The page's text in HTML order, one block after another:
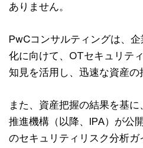
ありません。
PwCコンサルティングは、
化に向けて、OTセキュリテ
知見を活用し、迅速な資産の
また、資産把握の結果を基
推進機構（以降、IPA）が公
のセキュリティリスク分析